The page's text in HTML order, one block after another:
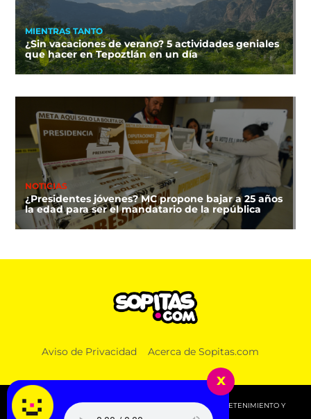
MIENTRAS TANTO
¿Sin vacaciones de verano? 5 actividades geniales
que hacer en Tepoztlán en un día
NOTICIAS
¿Presidentes jóvenes? MC propone bajar a 25 años
la edad para ser el mandatario de la república
¿A qué hora y dónde ver la clausura de los Juegos
Aviso de Privacidad Acerca de Sopitas.com
© 2026 SOPITAS.COM - MÚSICA, NOTICIAS, DEPORTES, ENTRETENIMIENTO Y
x